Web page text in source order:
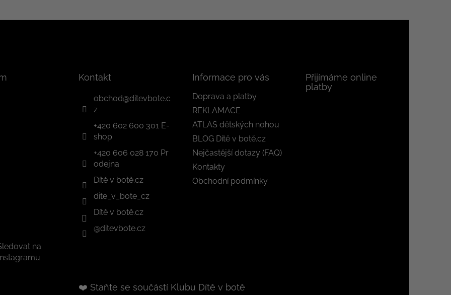
na
Kontakt
obchod@ditevbote.c
z
+420 602 600 301 E-
shop
+420 606 028 170 Pr
odejna
Dítě v botě.cz
dite_v_bote_cz
Dítě v botě.cz
@ditevbote.cz
Informace pro vás
Doprava a platby
REKLAMACE
ATLAS dětských nohou
BLOG Dítě v botě.cz
Nejčastější dotazy (FAQ)
Kontakty
Obchodní podmínky
Přijímáme online
platby
❤️ Staňte se součástí Klubu Dítě v botě